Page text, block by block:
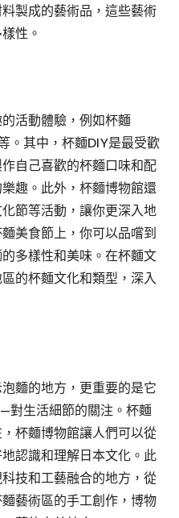
製成的藝術品，這些藝術
性。
活動體驗，例如杯麵
。其中，杯麵DIY是最受歡
自己喜歡的杯麵口味和配
趣。此外，杯麵博物館還
節等活動，讓你更深入地
美食節上，你可以品嚐到
多樣性和美味。在杯麵文
的杯麵文化和類型，深入
麵的地方，更重要的是它
對生活細節的關注。杯麵
杯麵博物館讓人們可以從
認識和理解日本文化。此
技和工藝融合的地方，從
藝術區的手工創作，博物